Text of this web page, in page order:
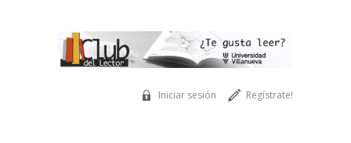
Regístrate!
Iniciar sesión